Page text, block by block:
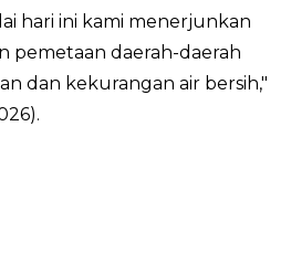
hari ini kami menerjunkan
daerah-daerah
dan kekurangan air bersih,"